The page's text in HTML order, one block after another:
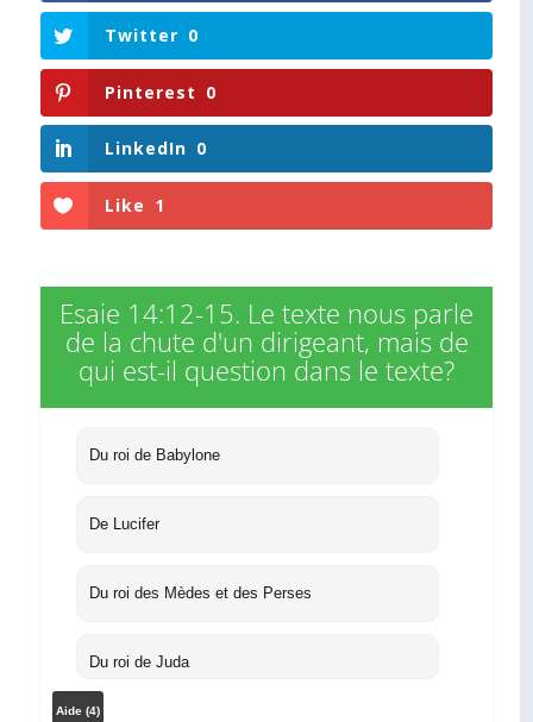
Twitter 0
Pinterest 0
LinkedIn 0
Like 1
Esaie 14:12-15. Le texte nous parle
de la chute d'un dirigeant, mais de
qui est-il question dans le texte?
Du roi de Babylone
De Lucifer
Du roi des Mèdes et des Perses
Du roi de Juda
Aide (4)